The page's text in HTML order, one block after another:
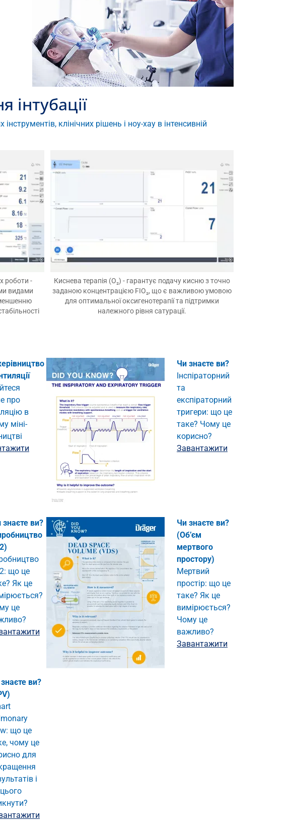
інтубації
клінічних рішень і ноу-хау в інтенсивній
роботи -
видами
Киснева терапія (O₂) - гарантує подачу кисню з точно
заданою концентрацією FIO₂, що є важливою умовою
для оптимальної оксигенотерапії та підтримки
належного рівня сатурації.
про
в
міні-
Чи знаєте ви?
Інспіраторний
та
експіраторний
тригери: що це
таке? Чому це
корисно?
Завантажити
знаєте ви?
що це
Як це
це
Чи знаєте ви?
(Об’єм
мертвого
простору)
Мертвий
простір: що це
таке? Як це
вимірюється?
Чому це
важливо?
Завантажити
ви?
що це
чому це
для
і